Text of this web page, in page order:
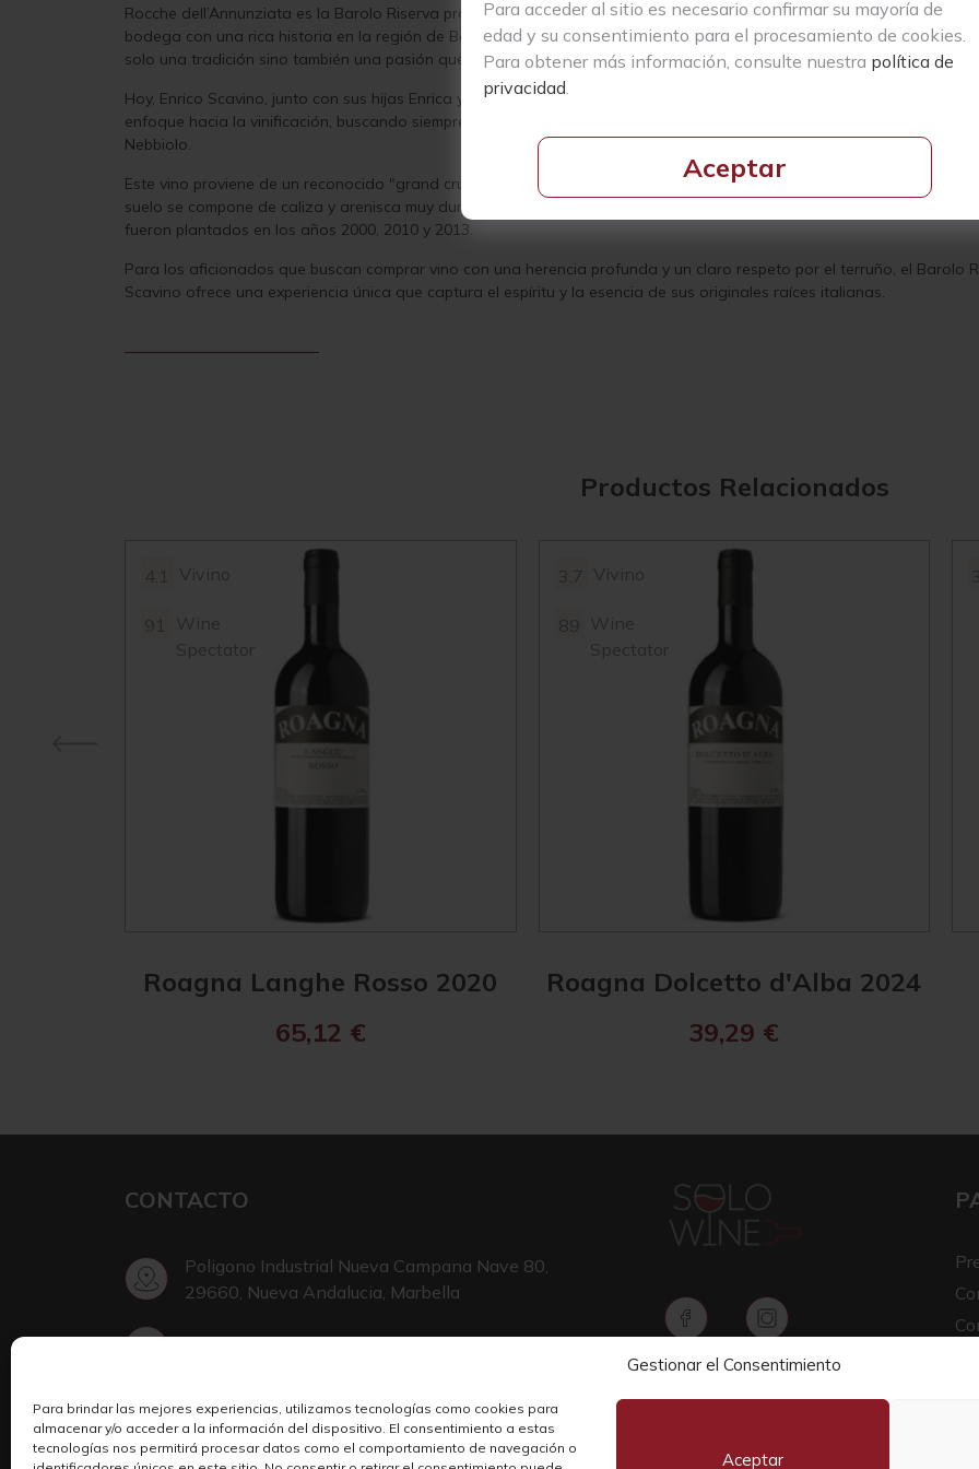
Para acceder al sitio es necesario confirmar su mayoría de
edad y su consentimiento para el procesamiento de cookies.
Para obtener más información, consulte nuestra política de
privacidad
Aceptar
Gestionar el Consentimiento
Para brindar las mejores experiencias, utilizamos tecnologías como cookies para
almacenar y/o acceder a la información del dispositivo. El consentimiento a estas
tecnologías nos permitirá procesar datos como el comportamiento de navegación o
Aceptar
Rocche dell’Annunziata es la Barolo Riserva producida por la familia Scavino, un destacado vino tinto creado
bodega con una rica historia en la región de Barolo, fue establecida en 1921 en Castiglione Falletto por Lorenzo
solo una tradición sino también una pasión que se ha transmitido de generación en generación.
Hoy, Enrico Scavino, junto con sus hijas Enrica y Elisa, la cuarta generación de la familia, lideran la bodega. El
enfoque hacia la vinificación, buscando siempre la pureza, complejidad y elegancia en sus vinos, trabajando con las
Nebbiolo.
Este vino proviene de un reconocido "grand cru" en La Morra, una parcela que fue adquirida en 1990. Situada a una
suelo se compone de caliza y arenisca muy dura en profundidad, con arenas blandas de tono amarillo blanquecino
fueron plantados en los años 2000, 2010 y 2013.
Para los aficionados que buscan comprar vino con una herencia profunda y un claro respeto por el terruño, el Barolo
Scavino ofrece una experiencia única que captura el espíritu y la esencia de sus originales raíces italianas.
Productos Relacionados
Vivino
Wine
Spectator
Roagna Langhe Rosso 2020
65,12 €
Vivino
Wine
Spectator
Roagna Dolcetto d'Alba 2024
39,29 €
CONTACTO
Poligono Industrial Nueva Campana Nave 80,
29660, Nueva Andalucia, Marbella
Escribir en Telegram